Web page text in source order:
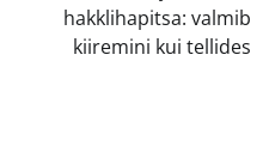
hakklihapitsa: valmib
kiiremini kui tellides